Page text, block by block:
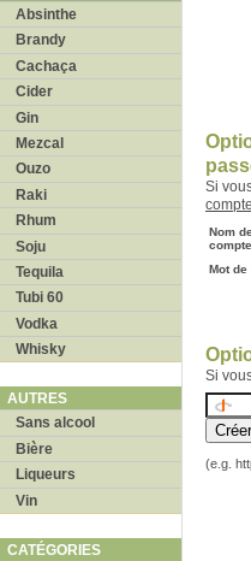
Absinthe
Brandy
Cachaça
Cider
Gin
Mezcal
Ouzo
Raki
Rhum
Soju
Tequila
Tubi 60
Vodka
Whisky
AUTRES
Sans alcool
Bière
Liqueurs
Vin
CATÉGORIES
Si
compte
Nom
Mot
Si
(e.g.